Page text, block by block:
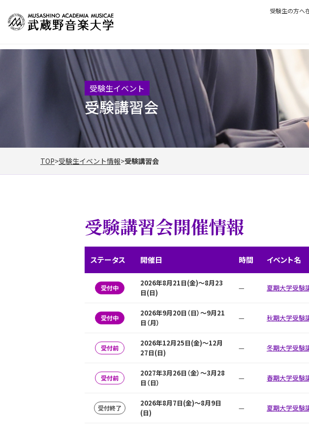
受験生の方へ
受験生イベント
受験講習会
TOP 受験生イベント情報 受験講習会
受験講習会開催情報
ステータス 開催日 時間 イベント名
受付中
2026年8月21日(金)〜8月23
日(日)
— 夏期大学受験
受付中
2026年9月20日（日）～9月21
日（月）
— 秋期大学受験
受付前
2026年12月25日(金)～12月
27日(日)
— 冬期大学受験
受付前
2027年3月26日（金）～3月28
日（日）
— 春期大学受験
受付終了
2026年8月7日(金)～8月9日
(日)
— 夏期大学受験